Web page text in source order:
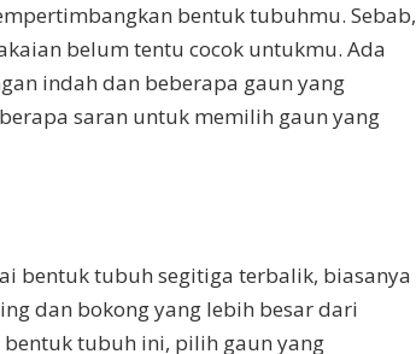
bentuk tubuhmu. Sebab,
belum tentu cocok untukmu. Ada
indah dan beberapa gaun yang
saran untuk memilih gaun yang
bentuk tubuh segitiga terbalik, biasanya
dan bokong yang lebih besar dari
tubuh ini, pilih gaun yang